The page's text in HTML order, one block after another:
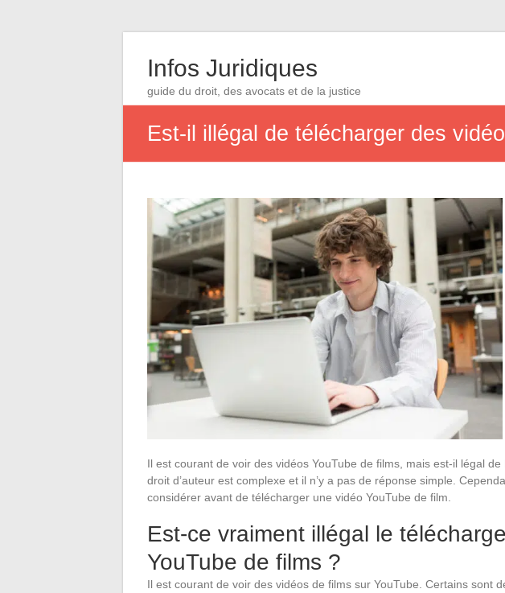
Infos Juridiques
guide du droit, des avocats et de la justice
Est-il illégal de télécharger des
Il est courant de voir des vidéos YouTube de films, mais est-il légal
droit d’auteur est complexe et il n’y a pas de réponse simple.
considérer avant de télécharger une vidéo YouTube de film.
Est-ce vraiment illégal le
YouTube de films ?
Il est courant de voir des vidéos de films sur YouTube. Certains sont